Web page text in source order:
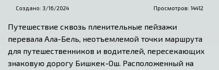
Создано: 3/16/2024 Просмотров: 14412
Путешествие сквозь пленительные пейзажи
перевала Ала-Бель, неотъемлемой точки маршрута
для путешественников и водителей, пересекающих
знаковую дорогу Бишкек-Ош. Расположенный на